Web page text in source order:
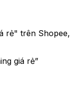
rẻ" trên Shopee,
giá rẻ”